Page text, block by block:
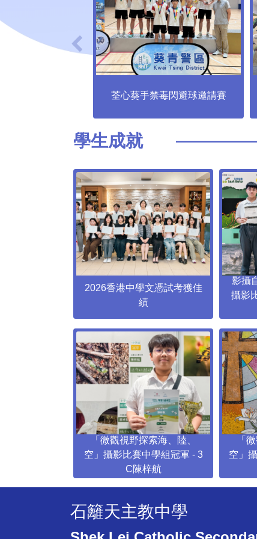
荃心葵手禁毒閃避球邀請賽
學⽣成就
2026香港中學文憑試考獲佳
績
影攝
攝影
「微觀視野探索海、陸、
空」攝影比賽中學組冠軍 - 3
C陳梓航
「
空」
石籬天主教中學